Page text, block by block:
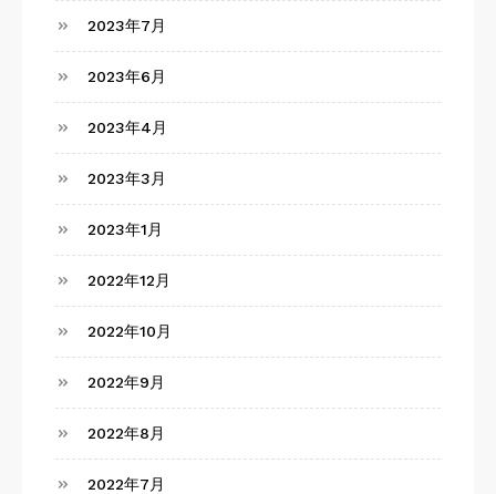
2023年7月
2023年6月
2023年4月
2023年3月
2023年1月
2022年12月
2022年10月
2022年9月
2022年8月
2022年7月